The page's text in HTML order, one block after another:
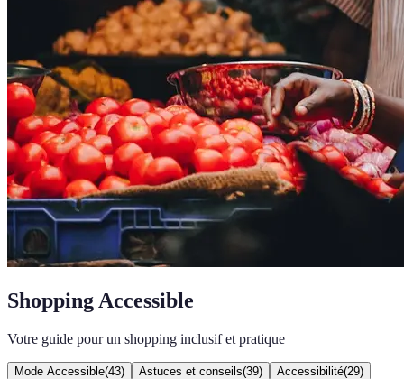
Shopping Accessible
Votre guide pour un shopping inclusif et pratique
Mode Accessible(43) Astuces et conseils(39) Accessibilité(29)